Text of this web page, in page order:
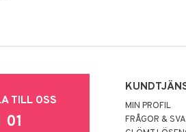
TILL OSS
01
MIN PROFIL
FRÅGOR &